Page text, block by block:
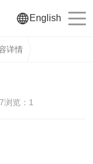
English
详情
浏览： 1